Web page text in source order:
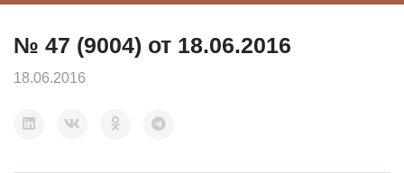
№ 47 (9004) от 18.06.2016
18.06.2016